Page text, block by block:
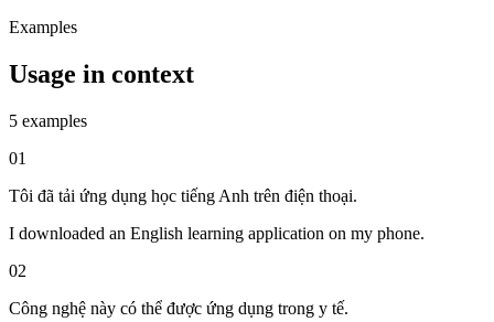
Examples
Usage in context
5 examples
01
Tôi đã tải ứng dụng học tiếng Anh trên điện thoại.
I downloaded an English learning application on my phone.
02
Công nghệ này có thể được ứng dụng trong y tế.